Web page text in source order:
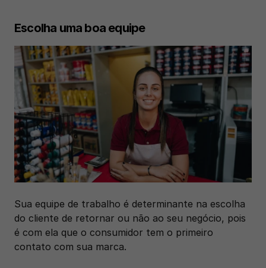
Escolha uma boa equipe
Sua equipe de trabalho é determinante na escolha
do cliente de retornar ou não ao seu negócio, pois
é com ela que o consumidor tem o primeiro
contato com sua marca.